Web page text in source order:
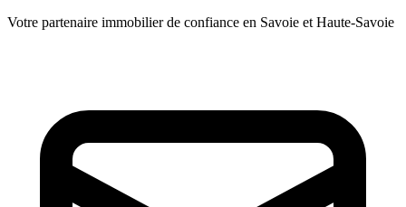
Votre partenaire immobilier de confiance en Savoie et Haute-Savoie